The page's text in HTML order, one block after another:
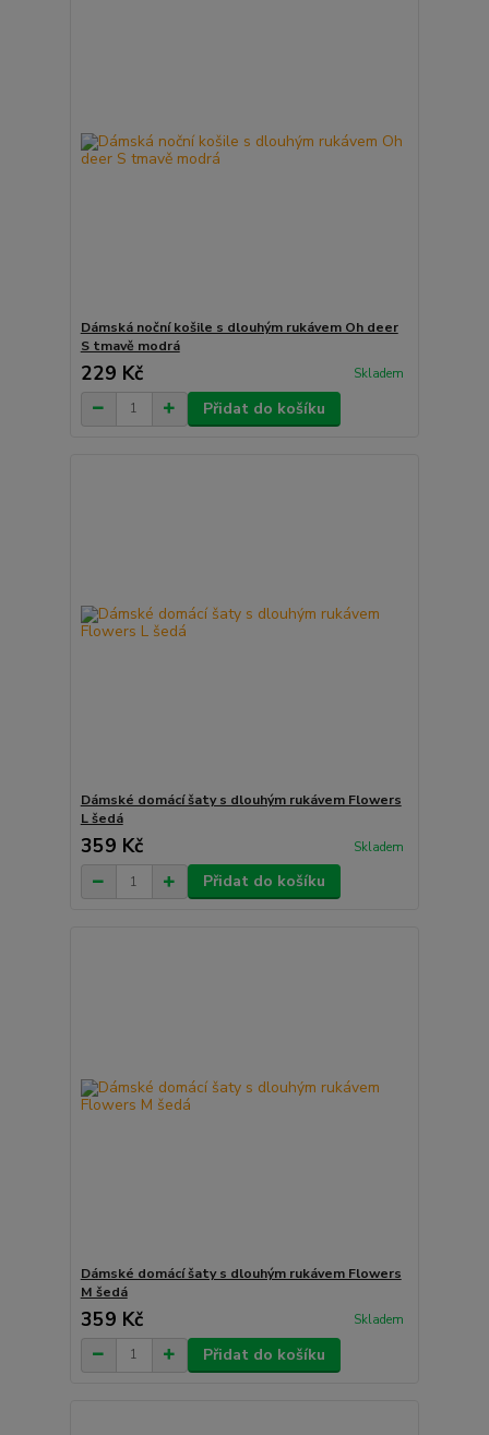
Dámská noční košile s dlouhým rukávem Oh deer
S tmavě modrá
229 Kč Skladem
Přidat do košíku
Dámské domácí šaty s dlouhým rukávem Flowers
L šedá
359 Kč Skladem
Přidat do košíku
Dámské domácí šaty s dlouhým rukávem Flowers
M šedá
359 Kč Skladem
Přidat do košíku